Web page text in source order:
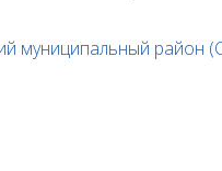
муниципальный район